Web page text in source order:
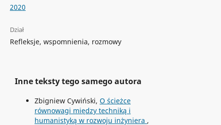
2020
Dział
Refleksje, wspomnienia, rozmowy
Inne teksty tego samego autora
Zbigniew Cywiński, O ścieżce
równowagi między techniką i
humanistyką w rozwoju inżyniera ,